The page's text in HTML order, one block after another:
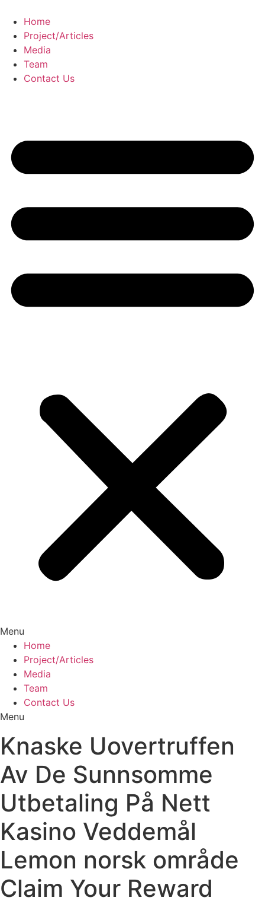
content
Home
Project/Articles
Media
Team
Contact Us
Menu
Home
Project/Articles
Media
Team
Contact Us
Menu
Knaske Uovertruffen
Av De Sunnsomme
Utbetaling På Nett
Kasino Veddemål
Lemon norsk område
Claim Your Reward